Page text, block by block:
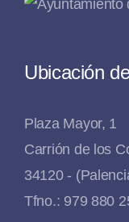
Ubicación
Plaza Mayor, 1
Carrión de los
34120 -
Tfno.: 979 880